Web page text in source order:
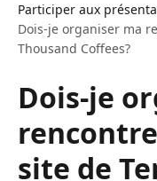
Participer aux
Dois-je organiser ma
Thousand Coffees?
Dois-je
site de